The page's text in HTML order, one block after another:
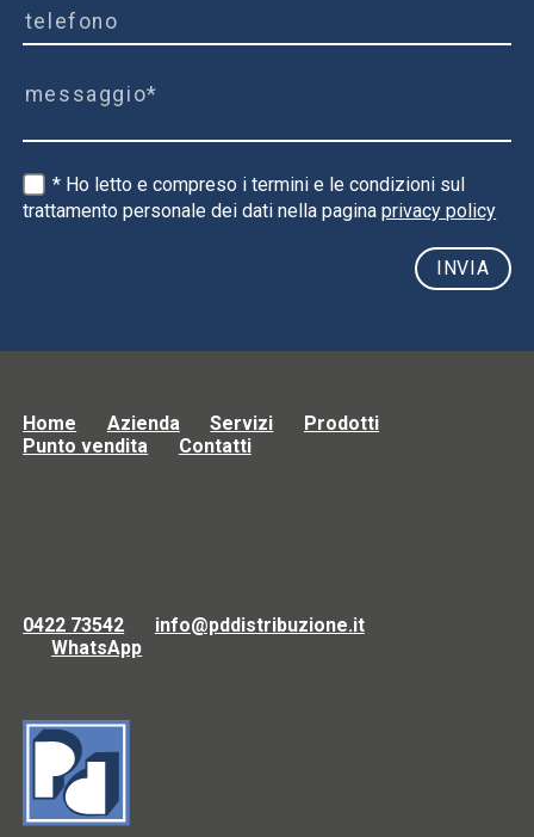
* Ho letto e compreso i termini e le condizioni sul
trattamento personale dei dati nella paginaprivacy policy
Home Azienda Servizi
Prodotti
Punto vendita
Contatti
0422 73542
info@pddistribuzione.it
WhatsApp